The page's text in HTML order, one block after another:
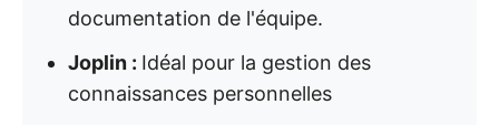
documentation de l'équipe.
Joplin : Idéal pour la gestion des
connaissances personnelles